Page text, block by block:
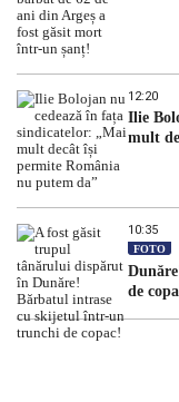
12:20
Ilie
mult
10:35
FOTO
de